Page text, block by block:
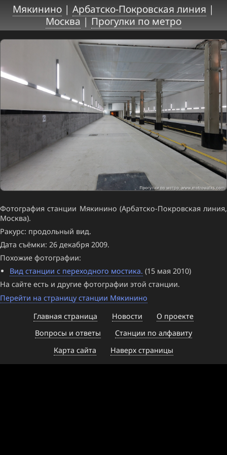
Мякинино | Арбатско-Покровская линия |
Москва|Прогулки по метро
Фотография станции Мякинино (Арбатско-Покровская линия,
Москва).
Ракурс: продольный вид.
Дата съёмки: 26 декабря 2009.
Похожие фотографии:
Вид станции с переходного мостика. (15 мая 2010)
На сайте есть и другие фотографии этой станции.
Перейти на страницу станции Мякинино
Главная страница
Новости
О проекте
Вопросы и ответы
Станции по алфавиту
Карта сайта
Наверх страницы